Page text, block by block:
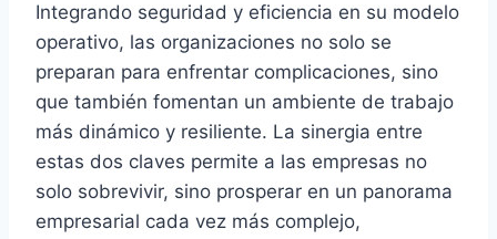
Integrando seguridad y eficiencia en su modelo
operativo, las organizaciones no solo se
preparan para enfrentar complicaciones, sino
que también fomentan un ambiente de trabajo
más dinámico y resiliente. La sinergia entre
estas dos claves permite a las empresas no
solo sobrevivir, sino prosperar en un panorama
empresarial cada vez más complejo,